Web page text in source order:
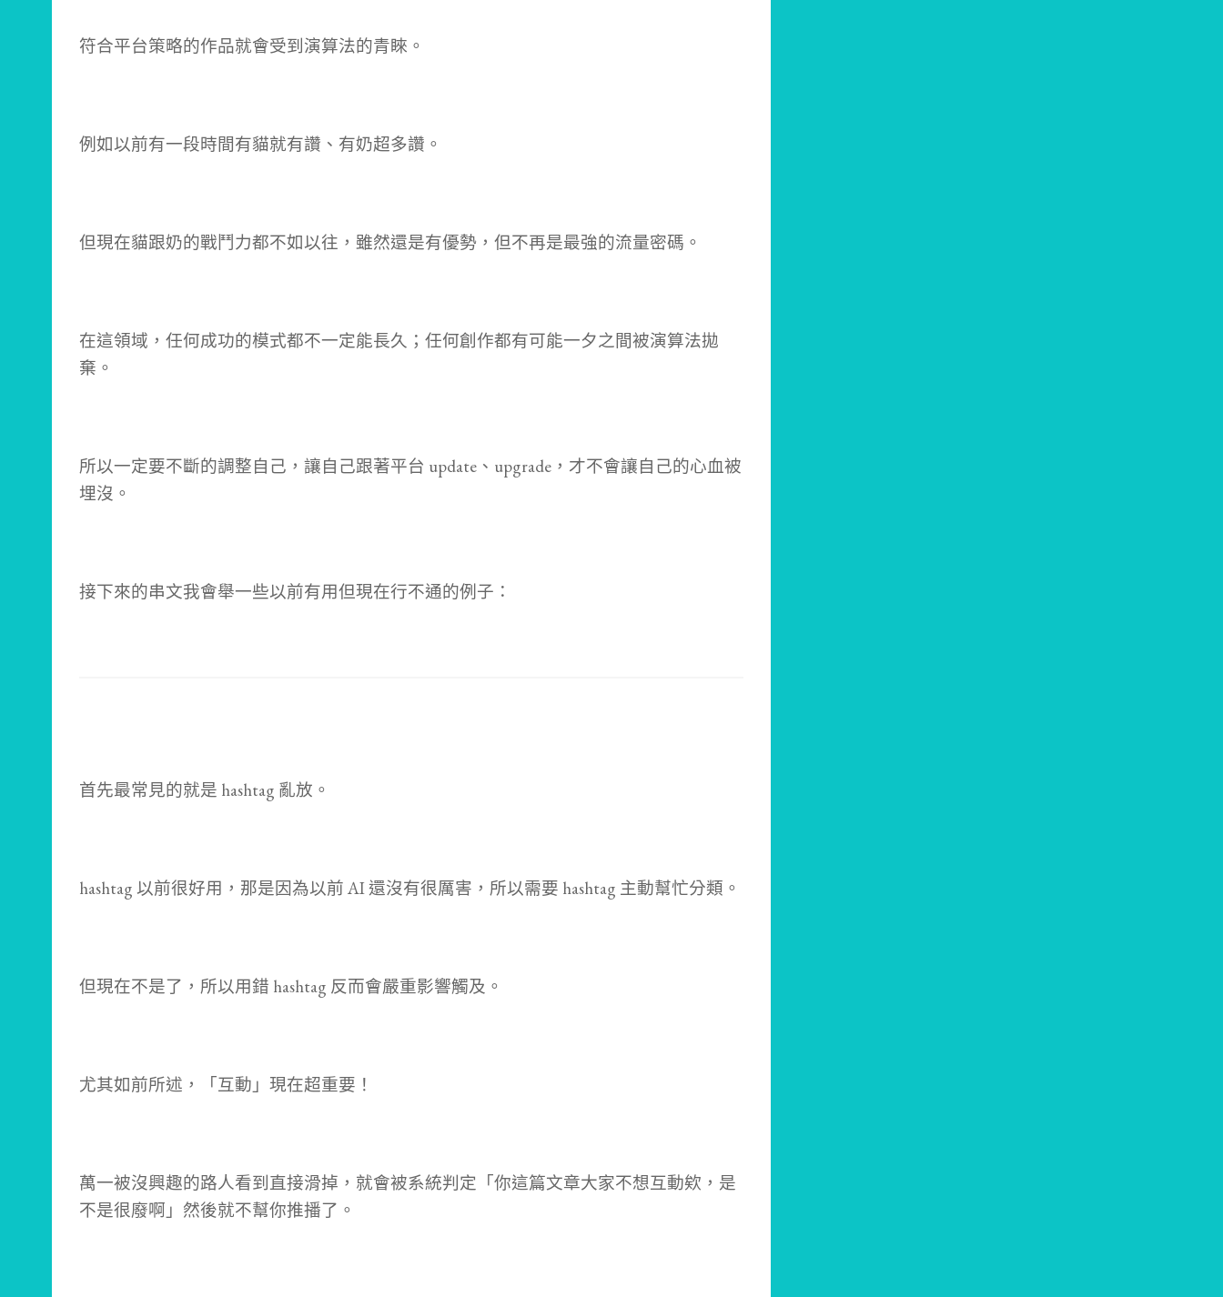
符合平台策略的作品就會受到演算法的青睞。
例如以前有一段時間有貓就有讚、有奶超多讚。
但現在貓跟奶的戰鬥力都不如以往，雖然還是有優勢，但不再是最強的流量密碼。
在這領域，任何成功的模式都不一定能長久；任何創作都有可能一夕之間被演算法拋
棄。
所以一定要不斷的調整自己，讓自己跟著平台 update、upgrade，才不會讓自己的心血被
埋沒。
接下來的串文我會舉一些以前有用但現在行不通的例子：
首先最常見的就是 hashtag 亂放。
hashtag 以前很好用，那是因為以前 AI 還沒有很厲害，所以需要 hashtag 主動幫忙分類。
但現在不是了，所以用錯 hashtag 反而會嚴重影響觸及。
尤其如前所述，「互動」現在超重要！
萬一被沒興趣的路人看到直接滑掉，就會被系統判定「你這篇文章大家不想互動欸，是
不是很廢啊」然後就不幫你推播了。